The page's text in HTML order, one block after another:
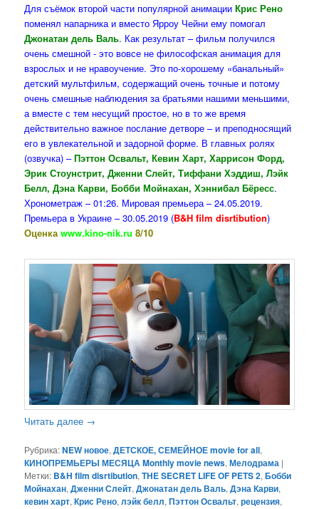
Для съёмок второй части популярной анимацииКрис Рено
поменял напарника и вместо Ярроу Чейни ему помогал
Джонатан дель Валь. Как результат – фильм получился
очень смешной - это вовсе не философская анимация для
взрослых и не нравоучение. Это по-хорошему «банальный»
детский мультфильм, содержащий очень точные и потому
очень смешные наблюдения за братьями нашими меньшими,
а вместе с тем несущий простое, но в то же время
действительно важное послание детворе – и преподносящий
его в увлекательной и задорной форме. В главных ролях
(озвучка) –Пэттон Освальт, Кевин Харт, Харрисон Форд,
Эрик Стоунстрит, Дженни Слейт, Тиффани Хэддиш, Лэйк
Белл, Дэна Карви, Бобби Мойнахан, Хэннибал Бёресс.
Хронометраж – 01:26. Мировая премьера – 24.05.2019.
Премьера в Украине – 30.05.2019 (B&H film disrtibution)
Оценка www.kino-nik.ru 8/10
Читать далее →
Рубрика:NEW новое,ДЕТСКОЕ, СЕМЕЙНОЕ movie for all,
КИНОПРЕМЬЕРЫ МЕСЯЦА Monthly movie news,Мелодрама |
Метки: B&H film disrtibution,THE SECRET LIFE OF PETS 2,Бобби
Мойнахан,Дженни Слейт,Джонатан дель Валь,Дэна Карви,
кевин харт,Крис Рено,лэйк белл,Пэттон Освальт,рецензия,